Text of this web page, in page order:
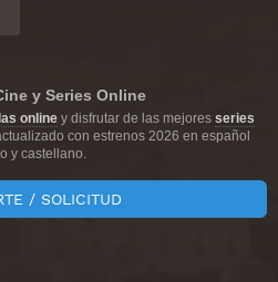
y Series Online
onliney disfrutar de las mejores series
con estrenos 2026 en español
y castellano.
/ SOLICITUD